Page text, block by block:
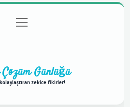
Gizlilik Politikası
menüyü
aç
Günlüğü
kolaylaştıran zekice fikirler!